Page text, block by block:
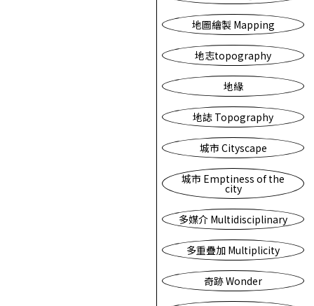
地圖繪製 Mapping
地志topography
地緣
地誌 Topography
城市 Cityscape
城市 Emptiness of the
city
多媒介 Multidisciplinary
多重疊加 Multiplicity
奇跡 Wonder